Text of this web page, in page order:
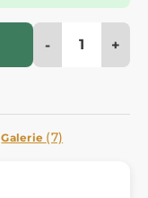
- +
Galerie (7)